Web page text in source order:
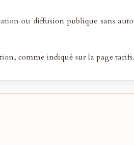
ou diffusion publique sans
comme indiqué sur la page tarifs.